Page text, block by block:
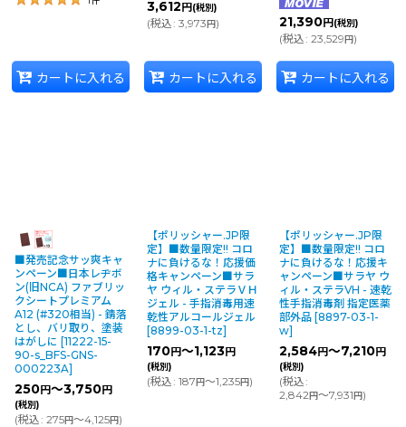
カートに入れる
3,612 円 (税別)
(税込: 3,973 円)
カートに入れる
21,390円 (税別)
(税込: 23,529 円)
カートに入れる
■発売記念サッ爽キャ
ンペーン■日本レヂボ
ン(旧NCA) ファブリッ
クシートプレミアム
A12 (#320相当) - 錆落
とし、バリ取り、塗装
はがしに [11222-15-
90-s_BFS-GNS-
000223A]
250円～3,750円
(税別)
(税込: 275円～4,125円)
【ポリッシャー.JP限
定】■数量限定!! コロ
ナに負けるな！応援価
格キャンペーン■サラ
ヤ ウィル・ステラＶＨ
ジェル - 手指消毒用速
乾性アルコールジェル
[8899-03-1-tz]
170円～1,123円
(税別)
(税込: 187 円～1,235円)
【ポリッシャー.JP限
定】■数量限定!! コロ
ナに負けるな！応援キ
ャンペーン■サラヤ ウ
ィル・ステラVH - 速乾
性手指消毒剤 指定医薬
部外品 [8897-03-1-
w]
2,584円～7,210円
(税別)
(税込:
2,842円～7,931 円)